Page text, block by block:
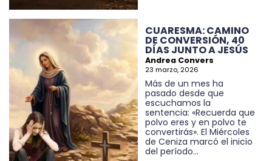
CUARESMA: CAMINO
DE CONVERSIÓN, 40
DÍAS JUNTO A JESÚS
Andrea Convers
23 marzo, 2026
Más de un mes ha
pasado desde que
escuchamos la
sentencia: «Recuerda que
polvo eres y en polvo te
convertirás». El Miércoles
de Ceniza marcó el inicio
del período...